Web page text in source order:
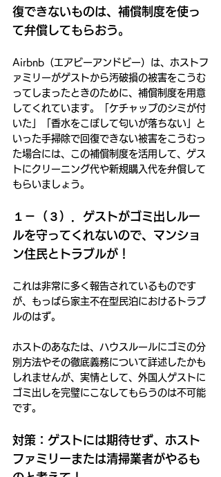
復できないものは、補償制度を使っ
て弁償してもらおう。
Airbnb（エアビーアンドビー）は、ホストフ
ァミリーがゲストから汚破損の被害をこうむ
ってしまったときのために、補償制度を用意
してくれています。「ケチャップのシミが付
いた」「香水をこぼして匂いが落ちない」と
いった手掃除で回復できない被害をこうむっ
た場合には、この補償制度を活用して、ゲス
トにクリーニング代や新規購入代を弁償して
もらいましょう。
１－（３）．ゲストがゴミ出しルー
ルを守ってくれないので、マンショ
ン住民とトラブルが！
これは非常に多く報告されているものです
が、もっぱら家主不在型民泊におけるトラブ
ルのはず。
ホストのあなたは、ハウスルールにゴミの分
別方法やその徹底義務について詳述したかも
しれませんが、実情として、外国人ゲストに
ゴミ出しを完璧にこなしてもらうのは不可能
です。
対策：ゲストには期待せず、ホスト
ファミリーまたは清掃業者がやるも